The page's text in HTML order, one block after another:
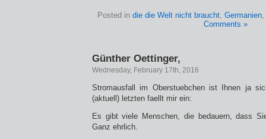
Posted in die die Welt nicht braucht, Germanien,
Comments »
Günther Oettinger,
Wednesday, February 17th, 2016
Stromausfall im Oberstuebchen ist Ihnen ja
(aktuell) letzten faellt mir ein:
Es gibt viele Menschen, die bedauern, dass
Ganz ehrlich.